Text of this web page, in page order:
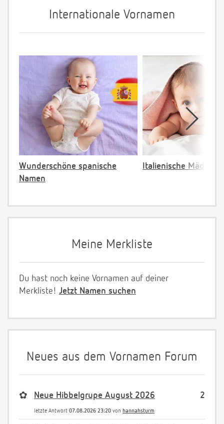
Internationale Vornamen
Wunderschöne spanische
Namen
Italienische
Meine Merkliste
Du hast noch keine Vornamen auf deiner
Merkliste! Jetzt Namen suchen
Neues aus dem Vornamen Forum
2
✿ Neue Hibbelgrupe August 2026
letzte Antwort 07.08.2026 23:20 von hannahsturm